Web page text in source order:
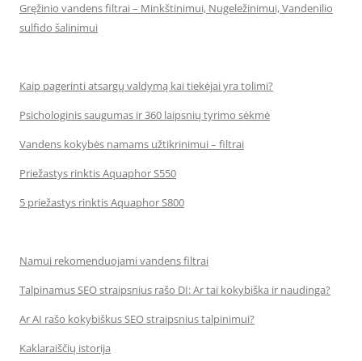
Gręžinio vandens filtrai – Minkštinimui, Nugeležinimui, Vandenilio
sulfido šalinimui
Kaip pagerinti atsargų valdymą kai tiekėjai yra tolimi?
Psichologinis saugumas ir 360 laipsnių tyrimo sėkmė
Vandens kokybės namams užtikrinimui – filtrai
Priežastys rinktis Aquaphor S550
5 priežastys rinktis Aquaphor S800
Namui rekomenduojami vandens filtrai
Talpinamus SEO straipsnius rašo DI: Ar tai kokybiška ir naudinga?
Ar AI rašo kokybiškus SEO straipsnius talpinimui?
Kaklaraiščių istorija